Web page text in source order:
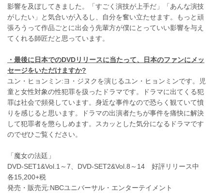
影響を及ぼしてきました。「すごく演技が上手だ」「あんな演技
がしたい」と気合いが入るし、自分を奮い立たせます。もっと頑
張ろうって作品ごとに出会う先輩方が僕にとっていい影響を与え
てくれる師匠だと思っています。
・最後に日本でのDVDリリースに当たって、日本のファンにメッ
セージをいただけますか?
ユン・ヒョンミン:ヨ・ジヌクを演じるユン・ヒョンミンです。児
童と女性対象の性犯罪を扱ったドラマです。ドラマに出てくる犯
罪は社会で頻発しています。身近な事件なので恐らく観ていて憤
りを感じると思います。ドラマの出演者たちが事件を痛快に解決
して犯罪者を懲らしめます。スカッとした気分になるドラマです
のでぜひご覧ください。
「魔女の法廷」
DVD-SET1&Vol.1～7、DVD-SET2&Vol.8～14 好評リリース中
各15,200+税
発売・販売元:NBCユニバーサル・エンターテイメント